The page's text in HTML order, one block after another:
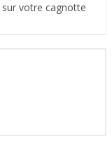
sur votre cagnotte